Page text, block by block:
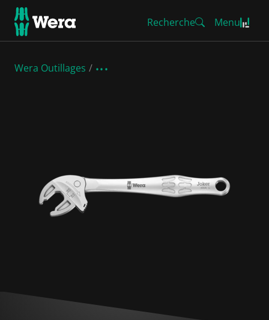
Recherche Menu
Wera Outillages